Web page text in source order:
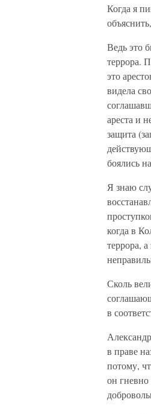
Когда я
Ведь это
террора.
это
видела
ареста и
защита
боялись
Я знаю
когда в
террора,
Сколь
в
в праве
потому,
он